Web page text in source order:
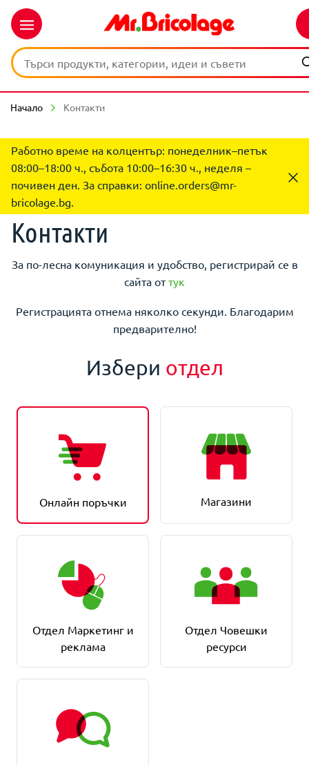
Начало Контакти
Работно време на колцентър: понеделник–петък
08:00–18:00 ч., събота 10:00–16:30 ч., неделя –
почивен ден. За справки: online.orders@mr-
bricolage.bg.
Контакти
За по-лесна комуникация и удобство, регистрирай се в
сайта оттук
Регистрацията отнема няколко секунди. Благодарим
предварително!
Избери отдел
Онлайн поръчки Магазини
Отдел Маркетинг и
реклама
Отдел Човешки
ресурси